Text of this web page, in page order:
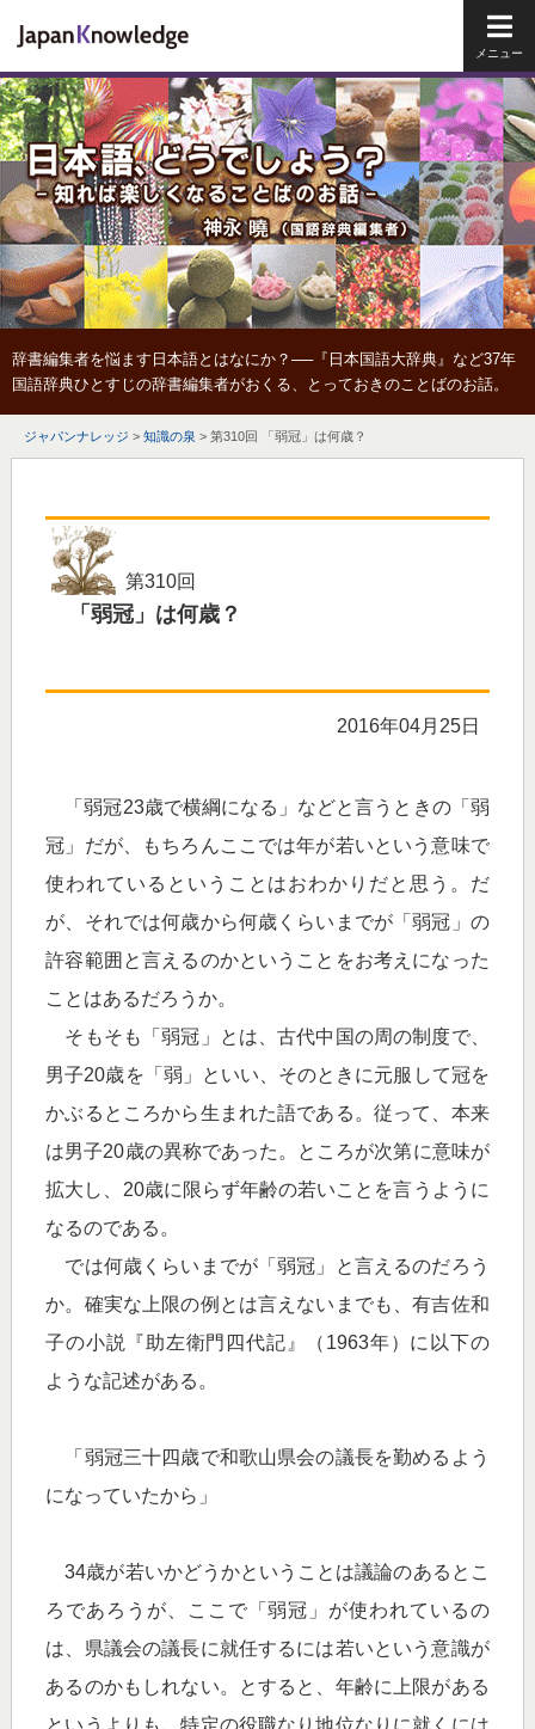
辞書編集者を悩ます日本語とはなにか？──『日本国語大辞典』など37年
国語辞典ひとすじの辞書編集者がおくる、とっておきのことばのお話。
ジャパンナレッジ > 知識の泉 > 第310回 「弱冠」は何歳？
第310回
「弱冠」は何歳？
2016年04月25日
「弱冠23歳で横綱になる」などと言うときの「弱
冠」だが、もちろんここでは年が若いという意味で
使われているということはおわかりだと思う。だ
が、それでは何歳から何歳くらいまでが「弱冠」の
許容範囲と言えるのかということをお考えになった
ことはあるだろうか。
そもそも「弱冠」とは、古代中国の周の制度で、
男子20歳を「弱」といい、そのときに元服して冠を
かぶるところから生まれた語である。従って、本来
は男子20歳の異称であった。ところが次第に意味が
拡大し、20歳に限らず年齢の若いことを言うように
なるのである。
では何歳くらいまでが「弱冠」と言えるのだろう
か。確実な上限の例とは言えないまでも、有吉佐和
子の小説『助左衛門四代記』（1963年）に以下の
ような記述がある。
「弱冠三十四歳で和歌山県会の議長を勤めるよう
になっていたから」
34歳が若いかどうかということは議論のあるとこ
ろであろうが、ここで「弱冠」が使われているの
は、県議会の議長に就任するには若いという意識が
あるのかもしれない。とすると、年齢に上限がある
というよりも、特定の役職なり地位なりに就くには